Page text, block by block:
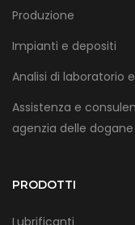
Produzione
Impianti e depositi
Analisi di laboratorio
Assistenza e
agenzia delle dogane
PRODOTTI
Lubrificanti